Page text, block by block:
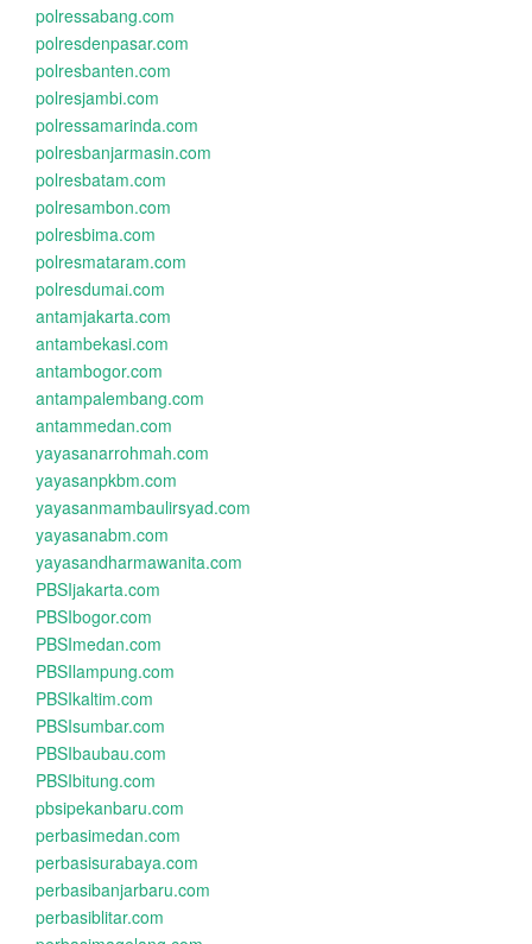
polressabang.com
polresdenpasar.com
polresbanten.com
polresjambi.com
polressamarinda.com
polresbanjarmasin.com
polresbatam.com
polresambon.com
polresbima.com
polresmataram.com
polresdumai.com
antamjakarta.com
antambekasi.com
antambogor.com
antampalembang.com
antammedan.com
yayasanarrohmah.com
yayasanpkbm.com
yayasanmambaulirsyad.com
yayasanabm.com
yayasandharmawanita.com
PBSIjakarta.com
PBSIbogor.com
PBSImedan.com
PBSIlampung.com
PBSIkaltim.com
PBSIsumbar.com
PBSIbaubau.com
PBSIbitung.com
pbsipekanbaru.com
perbasimedan.com
perbasisurabaya.com
perbasibanjarbaru.com
perbasiblitar.com